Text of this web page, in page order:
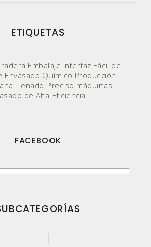
ETIQUETAS
Embalaje Interfaz Fácil de
Envasado Químico Producción
Llenado Preciso máquinas
de Alta Eficiencia
FACEBOOK